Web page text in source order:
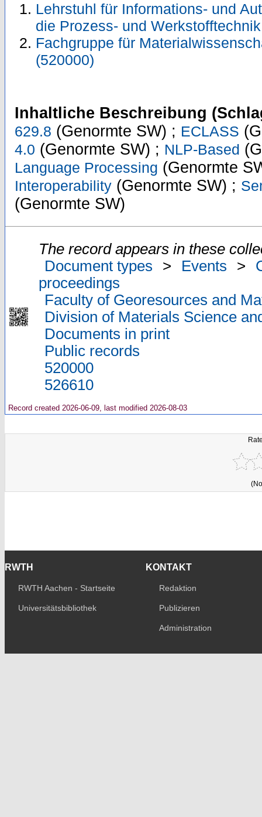
Lehrstuhl für Informations- und
die Prozess- und
Fachgruppe für
(520000)
Inhaltliche Beschreibung
629.8 (Genormte SW) ; ECLASS
4.0 (Genormte SW) ; NLP-Based
Language Processing (Genormte
Interoperability (Genormte SW) ;
(Genormte SW)
The record appears in these
Document types
> Events >
proceedings
Faculty of Georesources and
Division of Materials Science
Documents in print
Public records
520000
526610
Record created 2026-06-09, last modified 2026-08-03
RWTH
RWTH Aachen - Startseite
Universitätsbibliothek
KONTAKT
Redaktion
Publizieren
Administration